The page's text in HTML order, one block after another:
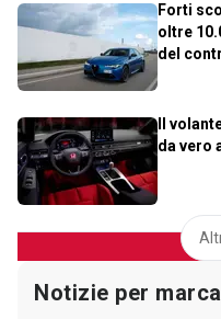
Forti
oltre
del
Il
da vero
Notizie per marca